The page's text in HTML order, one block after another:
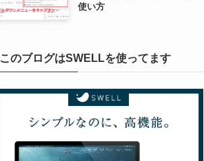
使い方
このブログはSWELLを使ってます